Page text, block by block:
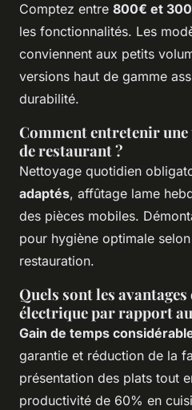
Comptez entre 800€ et
les fonctionnalités. Les
conviennent aux petits
versions haut de gamme
durabilité.
Comment entretenir
de restaurant ?
Nettoyage quotidien
adaptés, affûtage lame
des pièces mobiles.
pour hygiène optimale
restauration.
Quels sont les
électrique par rapport
Gain de temps
garantie et réduction de la
présentation des plats tout
productivité de 60% en